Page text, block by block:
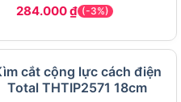
284.000₫ (-3%)
cắt cộng lực cách điện
Total THTIP2571 18cm